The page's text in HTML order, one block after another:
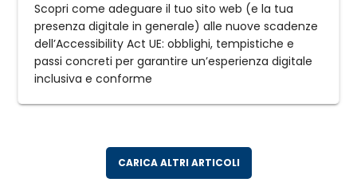
Scopri come adeguare il tuo sito web (e la tua
presenza digitale in generale) alle nuove scadenze
dell’Accessibility Act UE: obblighi, tempistiche e
passi concreti per garantire un’esperienza digitale
inclusiva e conforme
CARICA ALTRI ARTICOLI